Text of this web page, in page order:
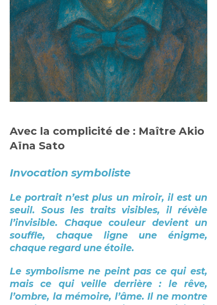
Avec la complicité de : Maître Akio
Aïna Sato
Invocation symboliste
Le portrait n’est plus un miroir, il est un
seuil. Sous les traits visibles, il révèle
l’invisible. Chaque couleur devient un
souffle, chaque ligne une énigme,
chaque regard une étoile.
Le symbolisme ne peint pas ce qui est,
mais ce qui veille derrière : le rêve,
l’ombre, la mémoire, l’âme. Il ne montre